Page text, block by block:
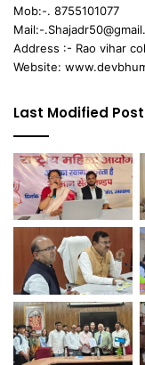
Mob:-. 8755101077
Mail:-
Address :- Rao vihar
Website:
Last Modified